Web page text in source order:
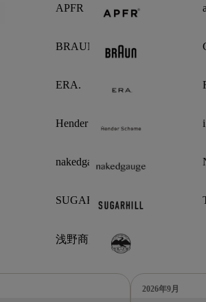
APFR
BRAUN
ERA.
Hender Scheme
nakedgauge
SUGARHILL
浅野商店
2026年9月